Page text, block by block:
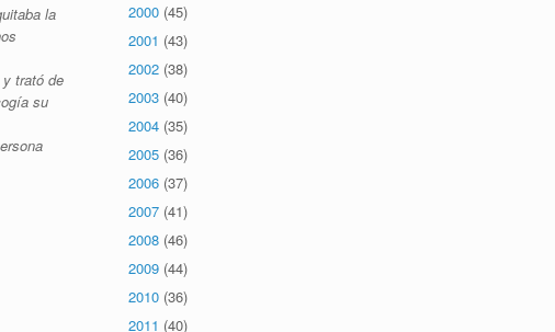
la
trató de
su
2000 (45)
2001 (43)
2002 (38)
2003 (40)
2004 (35)
2005 (36)
2006 (37)
2007 (41)
2008 (46)
2009 (44)
2010 (36)
2011 (40)